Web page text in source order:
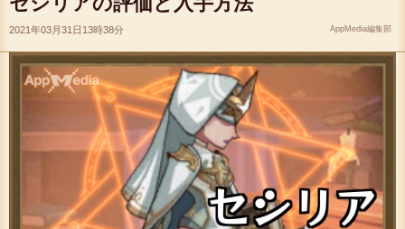
2021年03月31日13時38分 AppMedia編集部